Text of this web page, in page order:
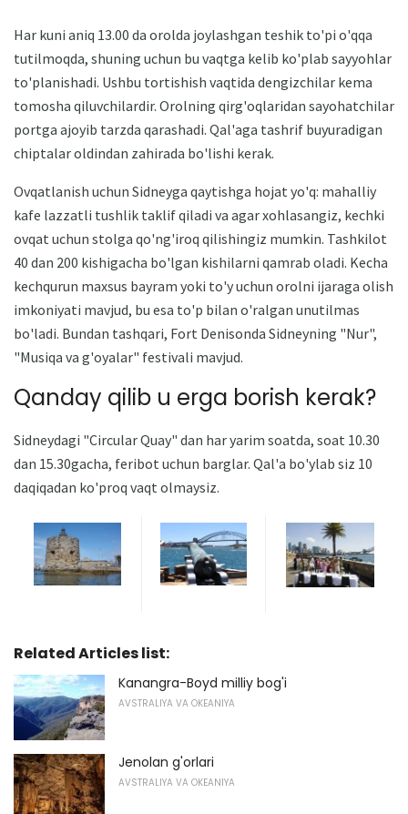
Har kuni aniq 13.00 da orolda joylashgan teshik to'pi o'qqa
tutilmoqda, shuning uchun bu vaqtga kelib ko'plab sayyohlar
to'planishadi. Ushbu tortishish vaqtida dengizchilar kema
tomosha qiluvchilardir. Orolning qirg'oqlaridan sayohatchilar
portga ajoyib tarzda qarashadi. Qal'aga tashrif buyuradigan
chiptalar oldindan zahirada bo'lishi kerak.
Ovqatlanish uchun Sidneyga qaytishga hojat yo'q: mahalliy
kafe lazzatli tushlik taklif qiladi va agar xohlasangiz, kechki
ovqat uchun stolga qo'ng'iroq qilishingiz mumkin. Tashkilot
40 dan 200 kishigacha bo'lgan kishilarni qamrab oladi. Kecha
kechqurun maxsus bayram yoki to'y uchun orolni ijaraga olish
imkoniyati mavjud, bu esa to'p bilan o'ralgan unutilmas
bo'ladi. Bundan tashqari, Fort Denisonda Sidneyning "Nur",
"Musiqa va g'oyalar" festivali mavjud.
Qanday qilib u erga borish kerak?
Sidneydagi "Circular Quay" dan har yarim soatda, soat 10.30
dan 15.30gacha, feribot uchun barglar. Qal'a bo'ylab siz 10
daqiqadan ko'proq vaqt olmaysiz.
Related Articles list:
Kanangra-Boyd milliy bog'i
AVSTRALIYA VA OKEANIYA
Jenolan g'orlari
AVSTRALIYA VA OKEANIYA